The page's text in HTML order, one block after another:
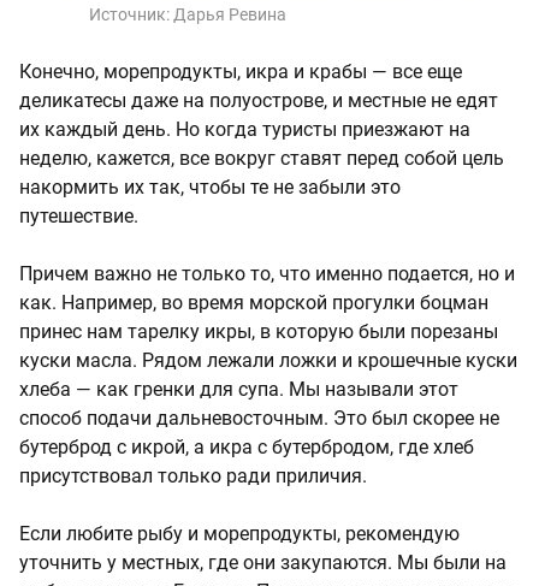
Источник:Дарья Ревина
Конечно, морепродукты, икра и крабы — все еще
деликатесы даже на полуострове, и местные не едят
их каждый день. Но когда туристы приезжают на
неделю, кажется, все вокруг ставят перед собой цель
накормить их так, чтобы те не забыли это
путешествие.
Причем важно не только то, что именно подается, но и
как. Например, во время морской прогулки боцман
принес нам тарелку икры, в которую были порезаны
куски масла. Рядом лежали ложки и крошечные куски
хлеба — как гренки для супа. Мы называли этот
способ подачи дальневосточным. Это был скорее не
бутерброд с икрой, а икра с бутербродом, где хлеб
присутствовал только ради приличия.
Если любите рыбу и морепродукты, рекомендую
уточнить у местных, где они закупаются. Мы были на